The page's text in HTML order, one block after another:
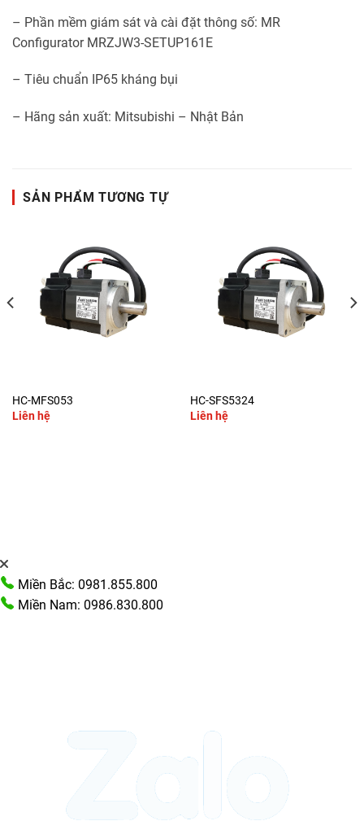
– Phần mềm giám sát và cài đặt thông số: MR
Configurator MRZJW3-SETUP161E
– Tiêu chuẩn IP65 kháng bụi
– Hãng sản xuất: Mitsubishi – Nhật Bản
SẢN PHẨM TƯƠNG TỰ
HC-MFS053
Liên hệ
HC-SFS5324
Liên hệ
Miền Bắc: 0981.855.800
Miền Nam: 0986.830.800